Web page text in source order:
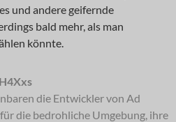
und andere geifernde
bald mehr, als man
könnte.
die Entwickler von Ad
die bedrohliche Umgebung, ihre